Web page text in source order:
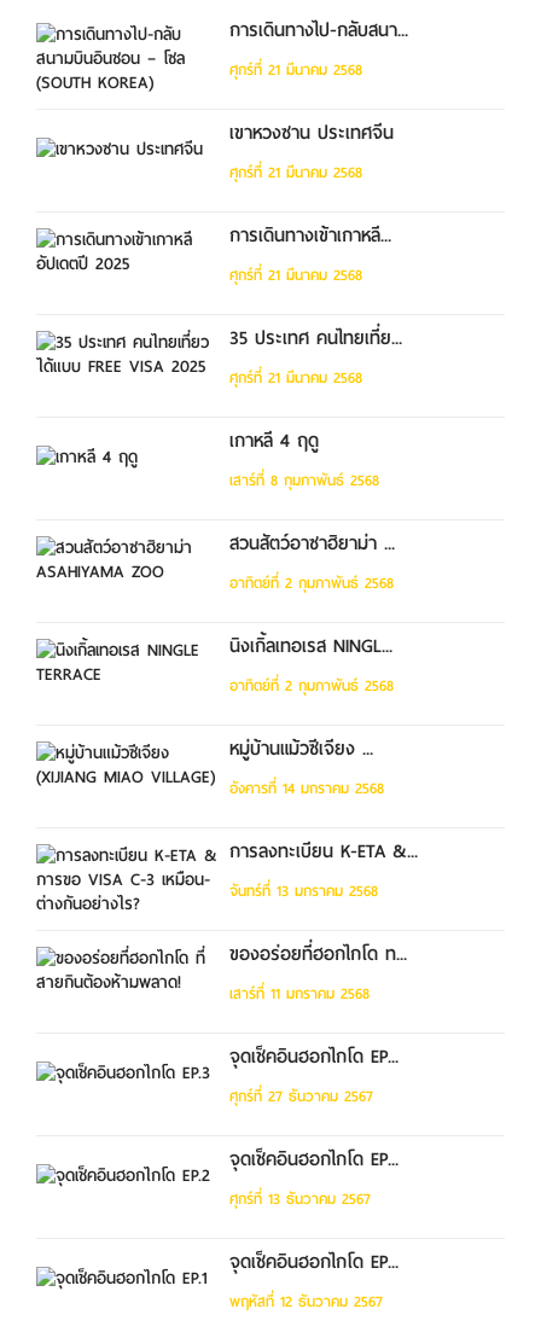
การเดินทางไป-กลับสนา...
ศุกร์ที่ 21 มีนาคม 2568
เขาหวงซาน ประเทศจีน
ศุกร์ที่ 21 มีนาคม 2568
การเดินทางเข้าเกาหลี...
ศุกร์ที่ 21 มีนาคม 2568
35 ประเทศ คนไทยเที่ย...
ศุกร์ที่ 21 มีนาคม 2568
เกาหลี 4 ฤดู
เสาร์ที่ 8 กุมภาพันธ์ 2568
สวนสัตว์อาซาฮิยาม่า ...
อาทิตย์ที่ 2 กุมภาพันธ์ 2568
นิงเกิ้ลเทอเรส NINGL...
อาทิตย์ที่ 2 กุมภาพันธ์ 2568
หมู่บ้านแม้วซีเจียง ...
อังคารที่ 14 มกราคม 2568
การลงทะเบียน K-ETA &...
จันทร์ที่ 13 มกราคม 2568
ของอร่อยที่ฮอกไกโด ท...
เสาร์ที่ 11 มกราคม 2568
จุดเช็คอินฮอกไกโด EP...
ศุกร์ที่ 27 ธันวาคม 2567
จุดเช็คอินฮอกไกโด EP...
ศุกร์ที่ 13 ธันวาคม 2567
จุดเช็คอินฮอกไกโด EP...
พฤหัสที่ 12 ธันวาคม 2567